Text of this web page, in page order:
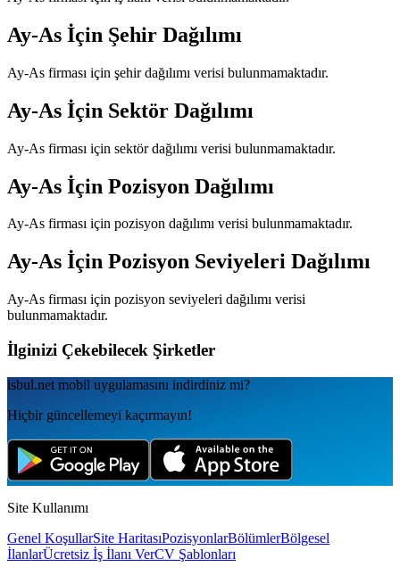
Ay-As İçin Şehir Dağılımı
Ay-As firması için şehir dağılımı verisi bulunmamaktadır.
Ay-As İçin Sektör Dağılımı
Ay-As firması için sektör dağılımı verisi bulunmamaktadır.
Ay-As İçin Pozisyon Dağılımı
Ay-As firması için pozisyon dağılımı verisi bulunmamaktadır.
Ay-As İçin Pozisyon Seviyeleri Dağılımı
Ay-As firması için pozisyon seviyeleri dağılımı verisi
bulunmamaktadır.
İlginizi Çekebilecek Şirketler
isbul.net mobil uygulamаsını indirdiniz mi?
Hiçbir güncellemeyi kaçırmayın!
Site Kullanımı
Genel KoşullarSite HaritasıPozisyonlarBölümlerBölgesel
İlanlarÜcretsiz İş İlanı VerCV Şablonları